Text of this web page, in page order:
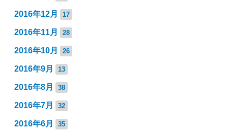
2016年12月 17
2016年11月 28
2016年10月 26
2016年9月 13
2016年8月 38
2016年7月 32
2016年6月 35